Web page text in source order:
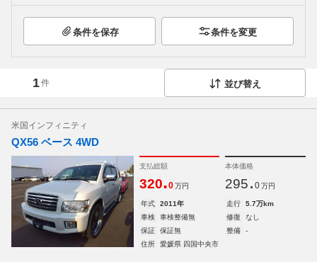
条件を保存 条件を変更
1件 並び替え
米国インフィニティ
QX56 ベース 4WD
支払総額
320.0 万円
本体価格
295. 0 万円
年式 2011年 走行
5.7万km
車検
車検整備無 修復
なし
保証
保証無 整備
-
住所
愛媛県 四国中央市